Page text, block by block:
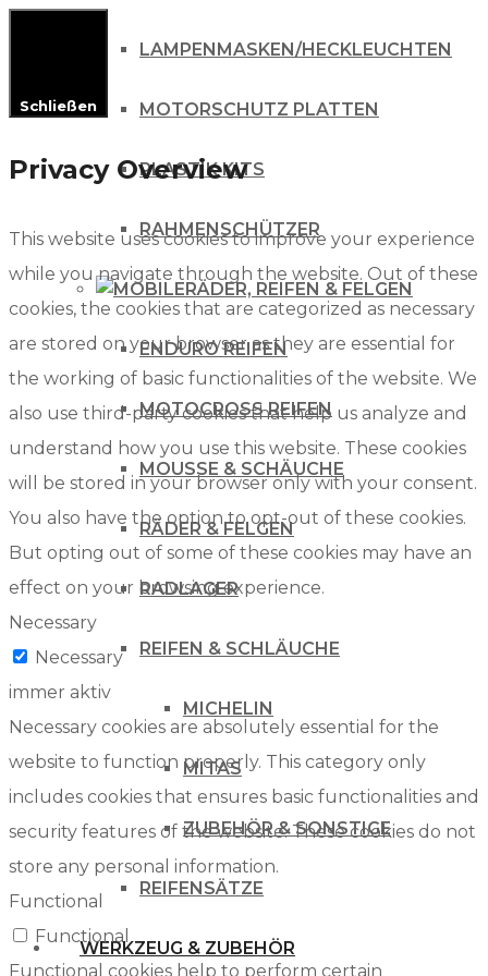
LAMPENMASKEN/HECKLEUCHTEN
MOTORSCHUTZ PLATTEN
PLASTIK KITS
RAHMENSCHÜTZER
RÄDER, REIFEN & FELGEN
ENDURO REIFEN
MOTOCROSS REIFEN
MOUSSE & SCHÄUCHE
RÄDER & FELGEN
RADLAGER
REIFEN & SCHLÄUCHE
MICHELIN
MITAS
ZUBEHÖR & SONSTIGE
REIFENSÄTZE
WERKZEUG & ZUBEHÖR
Schließen
Privacy Overview
This website uses cookies to improve your experience
while you navigate through the website. Out of these
cookies, the cookies that are categorized as necessary
are stored on your browser as they are essential for
the working of basic functionalities of the website. We
also use third-party cookies that help us analyze and
understand how you use this website. These cookies
will be stored in your browser only with your consent.
You also have the option to opt-out of these cookies.
But opting out of some of these cookies may have an
effect on your browsing experience.
Necessary
Necessary
immer aktiv
Necessary cookies are absolutely essential for the
website to function properly. This category only
includes cookies that ensures basic functionalities and
security features of the website. These cookies do not
store any personal information.
Functional
Functional
Functional cookies help to perform certain